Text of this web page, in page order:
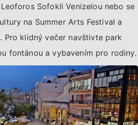
Sofokli Venizelou nebo se
na Summer Arts Festival a
Pro klidný večer navštivte park
fontánou a vybavením pro rodiny.